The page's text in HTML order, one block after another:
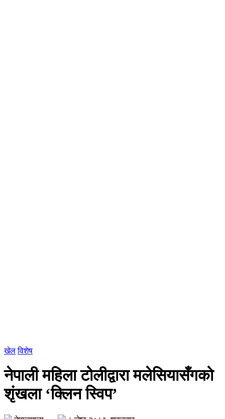
खेल विशेष
नेपाली महिला टोलीद्वारा मलेसियासँगको
शृंखला ‘क्लिन स्विप’